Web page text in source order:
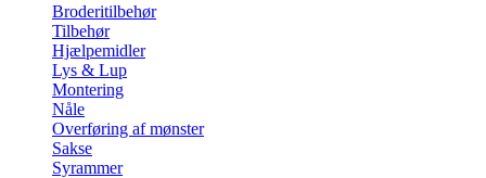
Broderitilbehør
Tilbehør
Hjælpemidler
Lys & Lup
Montering
Nåle
Overføring af mønster
Sakse
Syrammer